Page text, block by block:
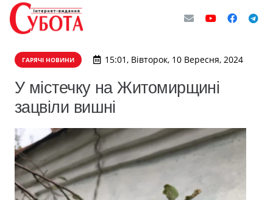
ГАРЯЧІ НОВИНИ 15:01, Вівторок, 10 Вересня, 2024
У містечку на Житомирщині
зацвіли вишні